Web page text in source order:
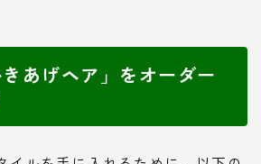
あげヘア」をオーダー